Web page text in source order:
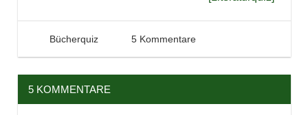
28. Februar 2016
Tintenhain
Bücherquiz 5 Kommentare
5 KOMMENTARE